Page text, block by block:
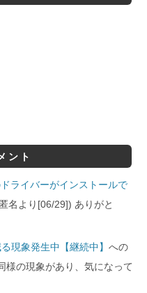
ント
ライバーがインストールで
名より[06/29]) ありがと
現象発生中【継続中】への
様の現象があり、気になって